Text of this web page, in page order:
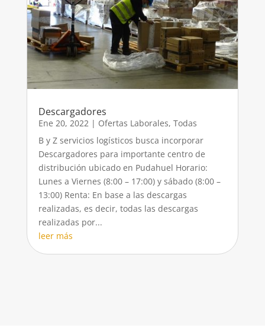
Descargadores
Ene 20, 2022 | Ofertas Laborales, Todas
B y Z servicios logísticos busca incorporar
Descargadores para importante centro de
distribución ubicado en Pudahuel Horario:
Lunes a Viernes (8:00 – 17:00) y sábado (8:00 –
13:00) Renta: En base a las descargas
realizadas, es decir, todas las descargas
realizadas por...
leer más